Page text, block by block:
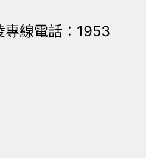
專線電話：1953